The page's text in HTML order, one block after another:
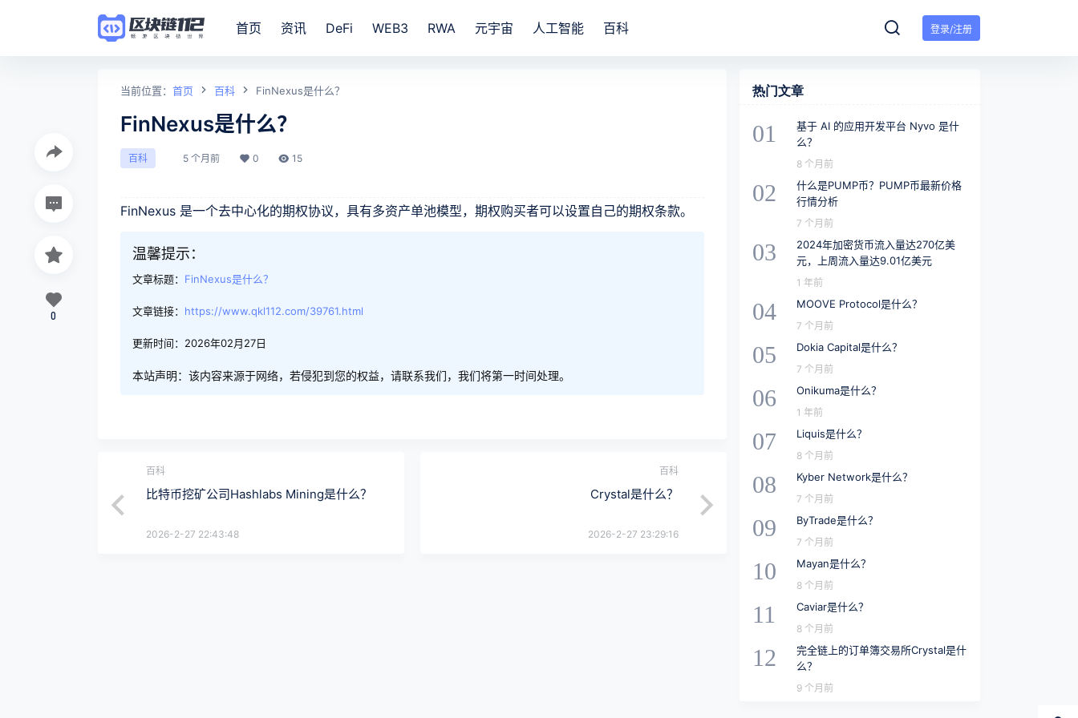
登录/注册
首页 资讯 DeFi WEB3 RWA 元宇宙 人工智能 百科
当前位置： 首页 百科 FinNexus是什么？
FinNexus是什么？
百科 5 个月前 0 15
FinNexus 是一个去中心化的期权协议，具有多资产单池模型，期权购买者可以设置自己的期权条款。
温馨提示：
文章标题： FinNexus是什么？
文章链接： https://www.qkl112.com/39761.html
更新时间：2026年02月27日
本站声明：该内容来源于网络，若侵犯到您的权益，请联系我们，我们将第一时间处理。
0
百科
比特币挖矿公司Hashlabs Mining是什么？
2026-2-27 22:43:48
百科
Crystal是什么？
2026-2-27 23:29:16
热门文章
01
基于 AI 的应用开发平台 Nyvo 是什
么？
8 个月前
02
什么是PUMP币？PUMP币最新价格
行情分析
7 个月前
03
2024年加密货币流入量达270亿美
元，上周流入量达9.01亿美元
1 年前
04 MOOVE Protocol是什么？
7 个月前
05 Dokia Capital是什么？
7 个月前
06 Onikuma是什么？
1 年前
07 Liquis是什么？
8 个月前
08 Kyber Network是什么？
7 个月前
09 ByTrade是什么？
7 个月前
10 Mayan是什么？
8 个月前
11 Caviar是什么？
8 个月前
12
完全链上的订单簿交易所Crystal是什
么？
9 个月前